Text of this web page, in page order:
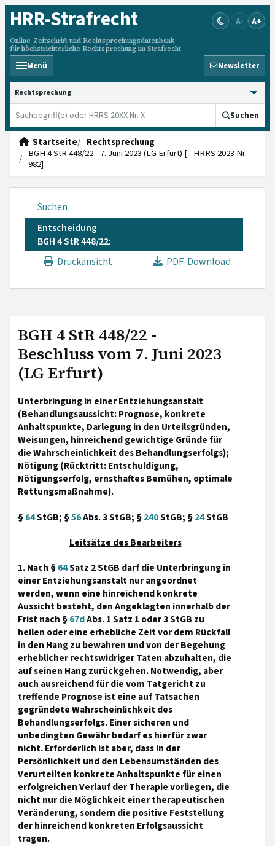
HRR-Strafrecht
Online-Zeitschrift und Rechtsprechungsdatenbank
für höchstrichterliche Rechtsprechung im Strafrecht
A- A+
Menü Newsletter
HRRS durchsuchen
Suchen
Startseite
Rechtsprechung
BGH 4 StR 448/22 - 7. Juni 2023 (LG Erfurt) [= HRRS 2023 Nr.
982]
Suchen
Entscheidung
BGH 4 StR 448/22:
Druckansicht
PDF-Download
BGH 4 StR 448/22 -
Beschluss vom 7. Juni 2023
(LG Erfurt)
Unterbringung in einer Entziehungsanstalt
(Behandlungsaussicht: Prognose, konkrete
Anhaltspunkte, Darlegung in den Urteilsgründen,
Weisungen, hinreichend gewichtige Gründe für
die Wahrscheinlichkeit des Behandlungserfolgs);
Nötigung (Rücktritt: Entschuldigung,
Nötigungserfolg, ernsthaftes Bemühen, optimale
Rettungsmaßnahme).
§64StGB; §56Abs. 3 StGB; §240StGB; §24StGB
Leitsätze des Bearbeiters
1. Nach §64Satz 2 StGB darf die Unterbringung in
einer Entziehungsanstalt nur angeordnet
werden, wenn eine hinreichend konkrete
Aussicht besteht, den Angeklagten innerhalb der
Frist nach §67dAbs. 1 Satz 1 oder 3 StGB zu
heilen oder eine erhebliche Zeit vor dem Rückfall
in den Hang zu bewahren und von der Begehung
erheblicher rechtswidriger Taten abzuhalten, die
auf seinen Hang zurückgehen. Notwendig, aber
auch ausreichend für die vom Tatgericht zu
treffende Prognose ist eine auf Tatsachen
gegründete Wahrscheinlichkeit des
Behandlungserfolgs. Einer sicheren und
unbedingten Gewähr bedarf es hierfür zwar
nicht. Erforderlich ist aber, dass in der
Persönlichkeit und den Lebensumständen des
Verurteilten konkrete Anhaltspunkte für einen
erfolgreichen Verlauf der Therapie vorliegen, die
nicht nur die Möglichkeit einer therapeutischen
Veränderung, sondern die positive Feststellung
der hinreichend konkreten Erfolgsaussicht
tragen.